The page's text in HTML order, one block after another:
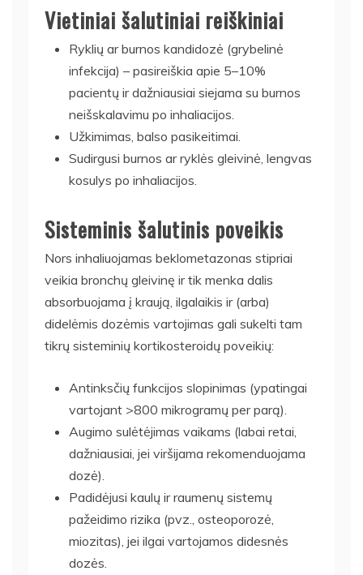
Vietiniai šalutiniai reiškiniai
Ryklių ar burnos kandidozė (grybelinė
infekcija) – pasireiškia apie 5–10%
pacientų ir dažniausiai siejama su burnos
neišskalavimu po inhaliacijos.
Užkimimas, balso pasikeitimai.
Sudirgusi burnos ar ryklės gleivinė, lengvas
kosulys po inhaliacijos.
Sisteminis šalutinis poveikis
Nors inhaliuojamas beklometazonas stipriai
veikia bronchų gleivinę ir tik menka dalis
absorbuojama į kraują, ilgalaikis ir (arba)
didelėmis dozėmis vartojimas gali sukelti tam
tikrų sisteminių kortikosteroidų poveikių:
Antinksčių funkcijos slopinimas (ypatingai
vartojant >800 mikrogramų per parą).
Augimo sulėtėjimas vaikams (labai retai,
dažniausiai, jei viršijama rekomenduojama
dozė).
Padidėjusi kaulų ir raumenų sistemų
pažeidimo rizika (pvz., osteoporozė,
miozitas), jei ilgai vartojamos didesnės
dozės.